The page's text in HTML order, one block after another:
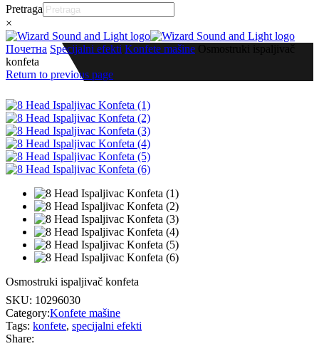
Pretraga
×
Почетна Specijalni efekti Konfete mašine Osmostruki ispaljivač
konfeta
Return to previous page
Osmostruki ispaljivač konfeta
SKU: 10296030
Category:Konfete mašine
Tags: konfete, specijalni efekti
Share: